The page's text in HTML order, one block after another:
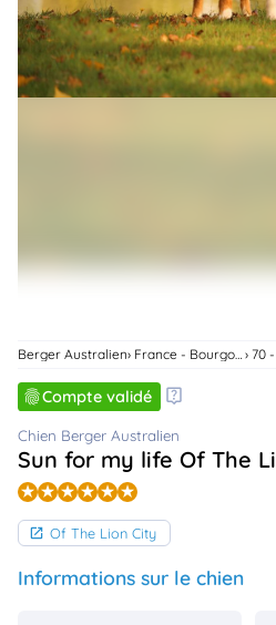
Connexion
Berger Australien 70
Compte validé
Chien Berger Australien
Sun for my life Of The
Of The Lion City
Informations sur le chien